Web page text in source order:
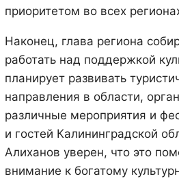
приоритетом во всех
Наконец, глава региона
работать над поддержкой
планирует развивать
направления в области,
различные мероприятия и
и гостей Калининградской
Алиханов уверен, что это
внимание к богатому